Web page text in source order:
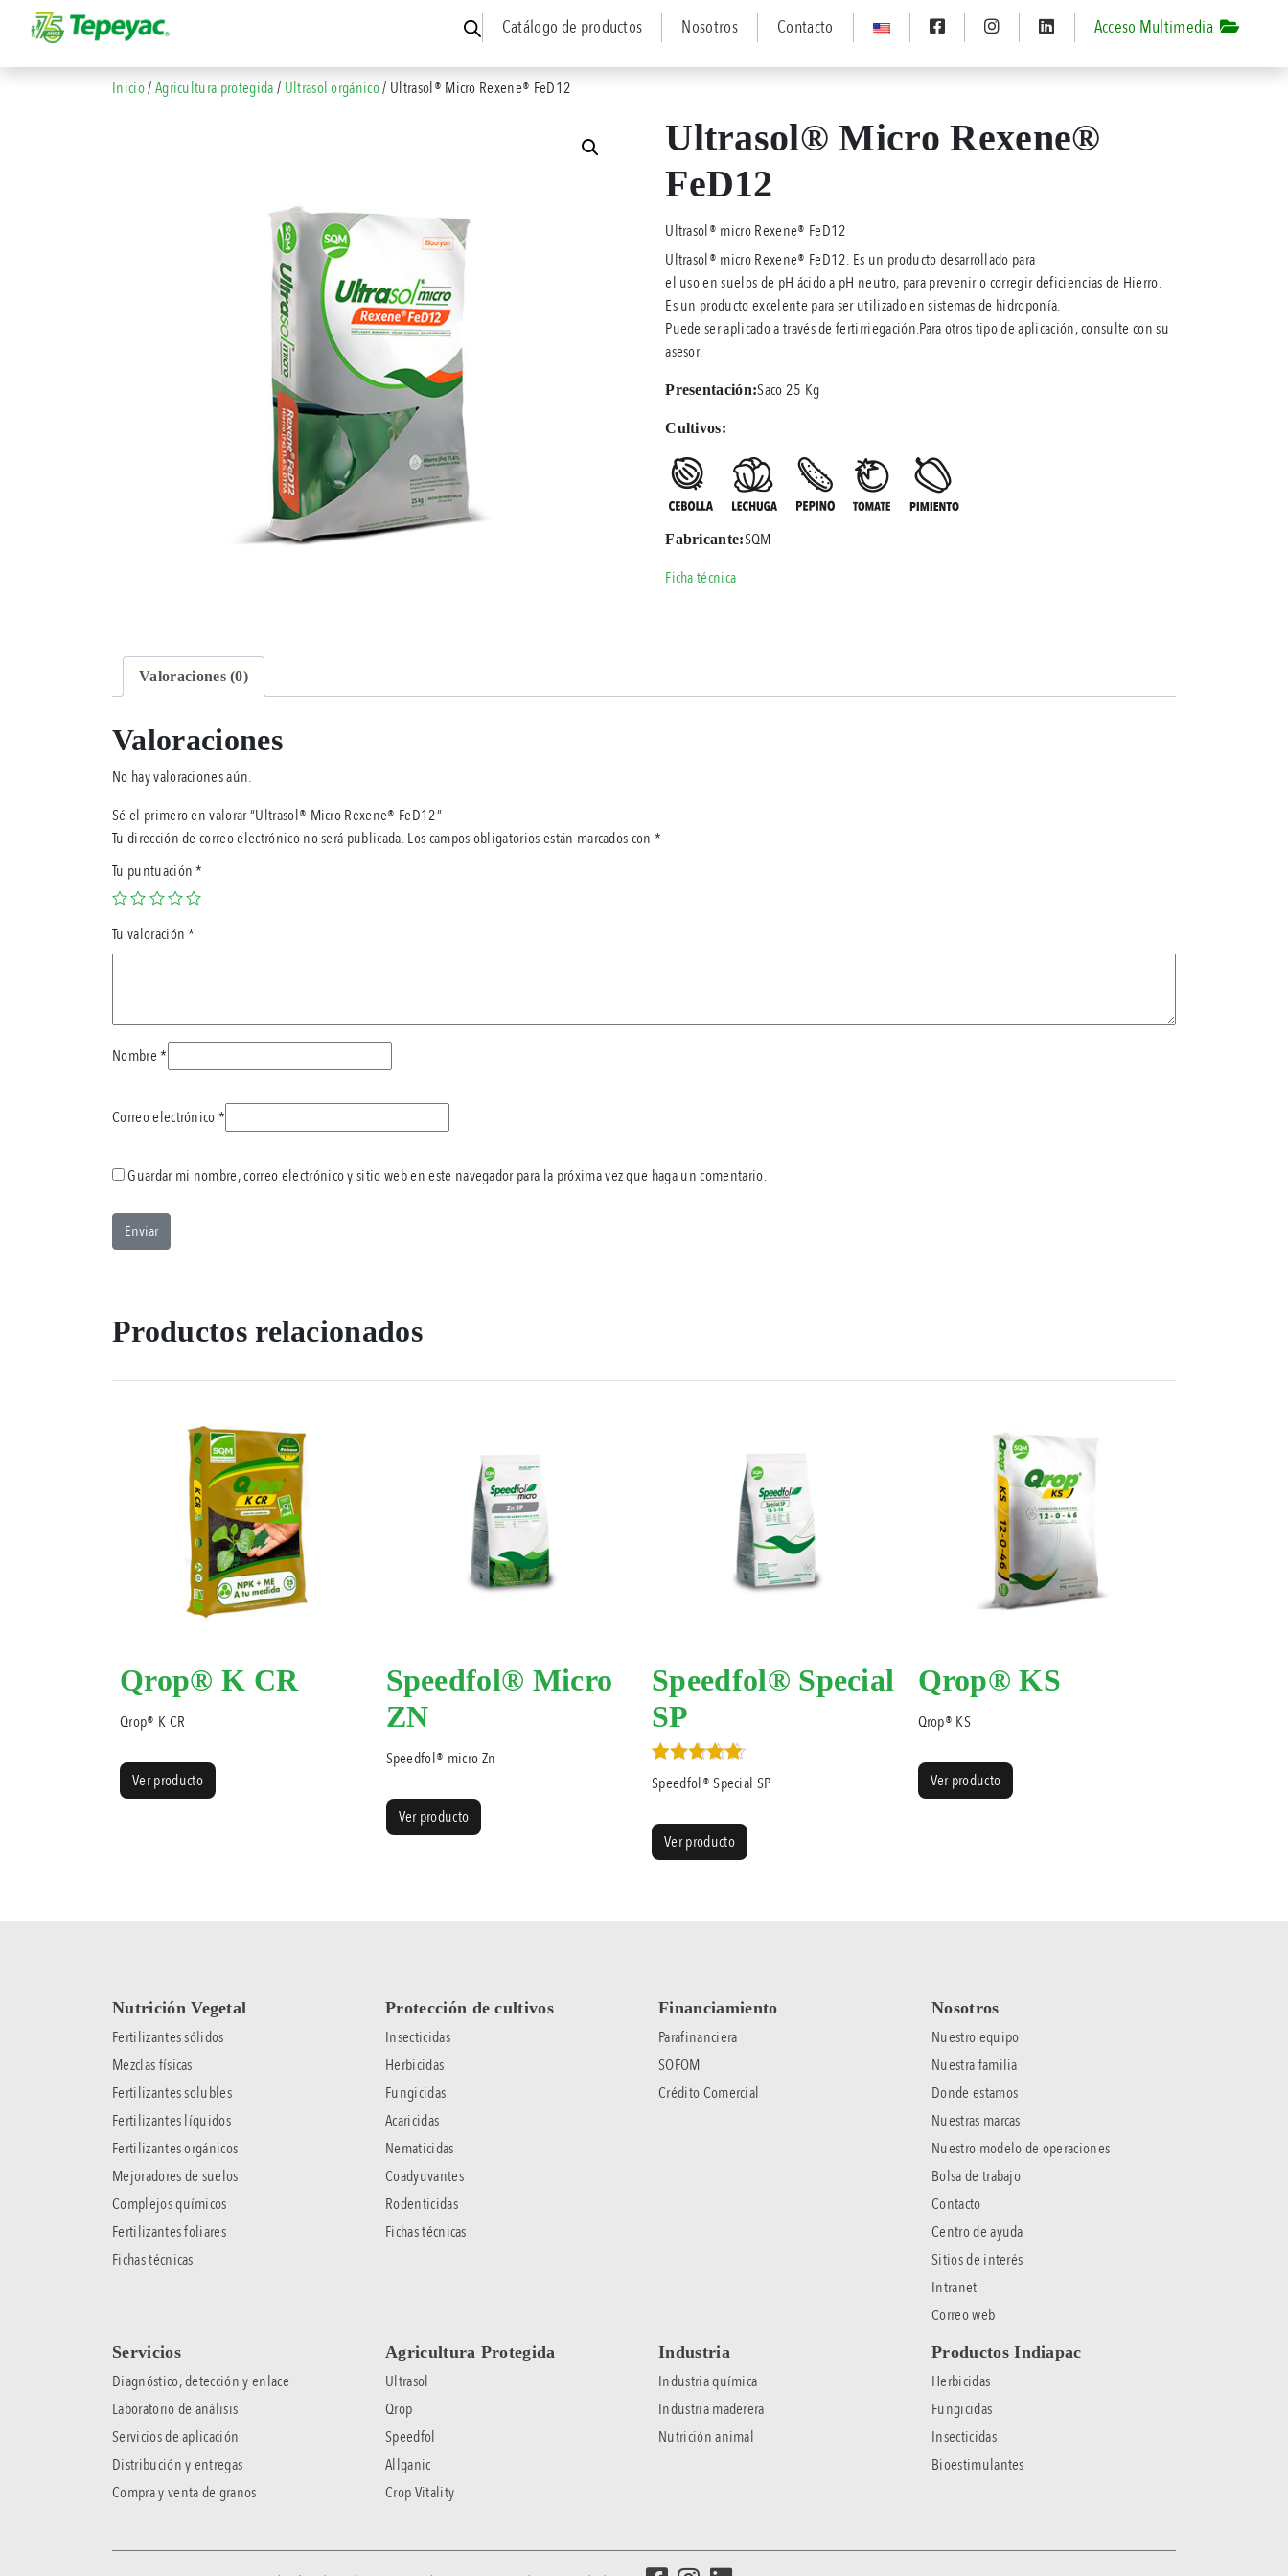
Catálogo de productos Nosotros Contacto Acceso Multimedia
Inicio/Agricultura protegida/ Ultrasol orgánico/ Ultrasol® Micro Rexene® FeD12
Ultrasol® Micro Rexene®
FeD12
Ultrasol® micro Rexene® FeD12
Ultrasol® micro Rexene® FeD12. Es un producto desarrollado para
el uso en suelos de pH ácido a pH neutro, para prevenir o corregir deficiencias de Hierro.
Es un producto excelente para ser utilizado en sistemas de hidroponía.
Puede ser aplicado a través de fertirriegación.Para otros tipo de aplicación, consulte con su
asesor.
Presentación:Saco 25 Kg
Cultivos:
Fabricante:SQM
Ficha técnica
Valoraciones (0)
Valoraciones
No hay valoraciones aún.
Sé el primero en valorar “Ultrasol® Micro Rexene® FeD12”
Tu dirección de correo electrónico no será publicada.Los campos obligatorios están marcados con*
Tu puntuación*
Tu valoración*
Nombre*
Correo electrónico*
Guardar mi nombre, correo electrónico y sitio web en este navegador para la próxima vez que haga un comentario.
Productos relacionados
Qrop® K CR
Qrop® K CR
Ver producto
Speedfol® Micro
ZN
Speedfol® micro Zn
Ver producto
Speedfol® Special
SP
Valorado en
5.00
Speedfol® Special SP
Ver producto
Qrop® KS
Qrop® KS
Ver producto
Nutrición Vegetal
Fertilizantes sólidos
Mezclas físicas
Fertilizantes solubles
Fertilizantes líquidos
Fertilizantes orgánicos
Mejoradores de suelos
Complejos químicos
Fertilizantes foliares
Fichas técnicas
Protección de cultivos
Insecticidas
Herbicidas
Fungicidas
Acaricidas
Nematicidas
Coadyuvantes
Rodenticidas
Fichas técnicas
Financiamiento
Parafinanciera
SOFOM
Crédito Comercial
Nosotros
Nuestro equipo
Nuestra familia
Donde estamos
Nuestras marcas
Nuestro modelo de operaciones
Bolsa de trabajo
Contacto
Centro de ayuda
Sitios de interés
Intranet
Correo web
Servicios
Diagnóstico, detección y enlace
Laboratorio de análisis
Servicios de aplicación
Distribución y entregas
Compra y venta de granos
Agricultura Protegida
Ultrasol
Qrop
Speedfol
Allganic
Crop Vitality
Industria
Industria química
Industria maderera
Nutrición animal
Productos Indiapac
Herbicidas
Fungicidas
Insecticidas
Bioestimulantes